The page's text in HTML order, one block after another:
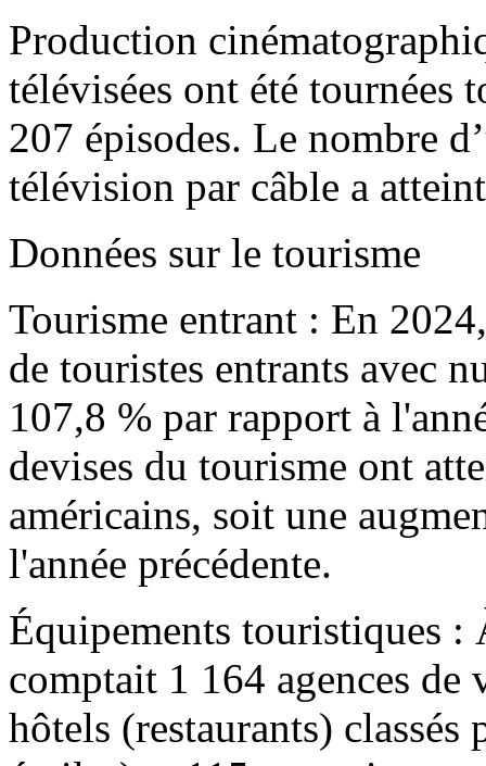
Production
télévisées ont été tournées
207 épisodes. Le nombre
télévision par câble a
Données sur le tourisme
Tourisme entrant : En
de touristes entrants avec
107,8 % par rapport à
devises du tourisme ont
américains, soit une
l'année précédente.
Équipements touristiques
comptait 1 164 agences de
hôtels (restaurants)